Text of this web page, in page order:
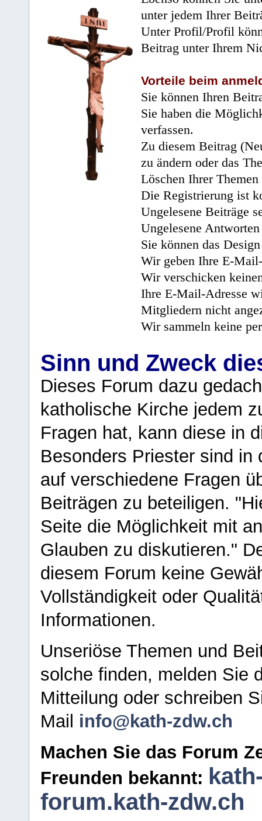
unter jedem Ihrer
Unter Profil/Profil
Beitrag unter Ihrem
Vorteile beim
Sie können Ihren
Sie haben die
verfassen.
Zu diesem Beitrag
zu ändern oder das
Löschen Ihrer
Die Registrierung ist
Ungelesene Beiträge
Ungelesene
Sie können das
Wir geben Ihre E-
Wir verschicken
Ihre E-Mail-Adresse
Mitgliedern nicht
Wir sammeln keine
Sinn und Zweck
Dieses Forum dazu
katholische Kirche jedem
Fragen hat, kann diese in
Besonders Priester sind in
auf verschiedene Fragen
Beiträgen zu beteiligen.
Seite die Möglichkeit mit
Glauben zu diskutieren."
diesem Forum keine
Vollständigkeit oder
Informationen.
Unseriöse Themen und
solche finden, melden Sie
Mitteilung oder schreiben
Mail info@kath-zdw.ch
Machen Sie das Forum
Freunden bekannt:
forum.kath-zdw.ch